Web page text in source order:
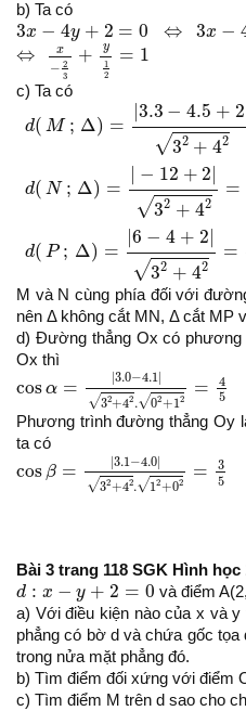
b) Ta có
3x − 4y + 2 = 0 ⇔ 3x −
3x y+2 = 0⇔3 x− y= 2
⇔ x
− 2
3
+ y
1
2
= 1
⇔ 23+ y 12
c) Ta có
d( M ; Δ) =
|3.3 − 4.5 + 2
√32 + 42
d( N ; Δ) =
| − 12 + 2|
√32 + 42
=
d( P ; Δ) =
|6 − 4 + 2|
√32 + 42
=
d( M; Δ)= 4.5 +2 2+ 4 = 9
M và N cùng phía đối với
nên Δ không cắt MN, Δ cắt MP
d) Đường thẳng Ox có
Ox thì
cosα = 3.0−4.1|
√32+42 .√02+12 =
4
5
cosα= 4.1 32+
Phương trình đường thẳng Oy
ta có
cos β = |3.1 −4.0|
√32+42.√12+02 =
3
5
cosβ 4.0 3 2+ +0
Bài 3 trang 118 SGK Hình học
d : x − y + 2 = 0
d x − 2=0
và điểm
a) Với điều kiện nào của x và
phẳng có bờ d và chứa gốc tọa
trong nửa mặt phẳng đó.
b) Tìm điểm đối xứng với điểm
c) Tìm điểm M trên d sao cho